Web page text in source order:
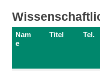
Nam
e
Titel Tel.